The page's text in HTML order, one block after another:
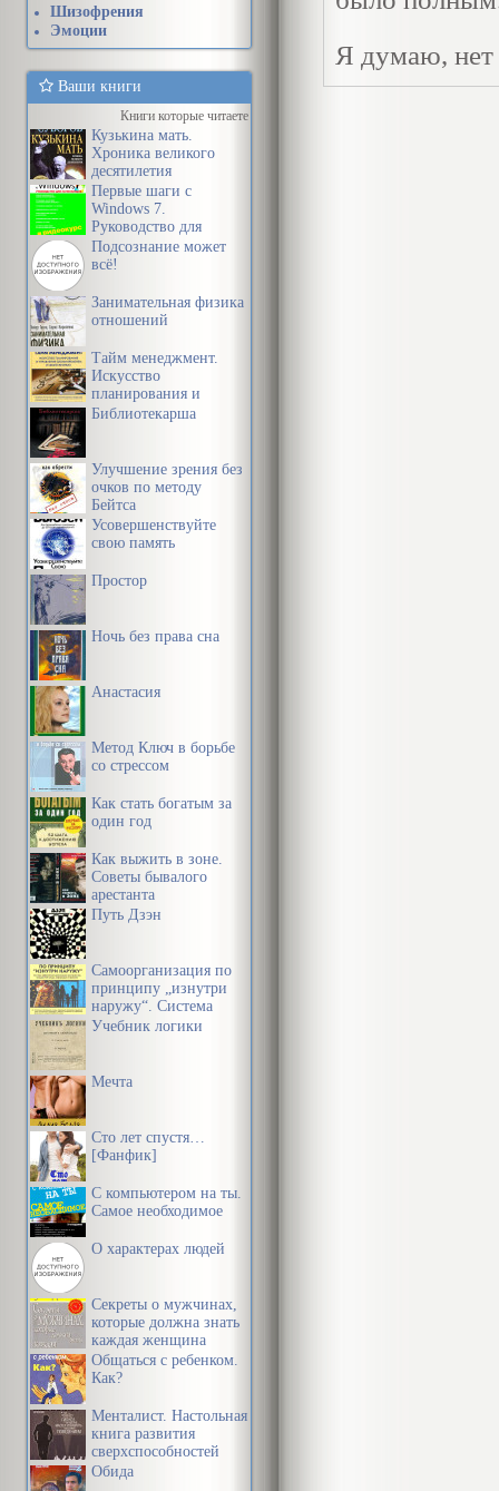
Шизофрения
Эмоции
Ваши книги
Книги которые читаете
Кузькина мать.
Хроника великого
десятилетия
Первые шаги с
Windows 7.
Руководство для
начинающих
Подсознание может
всё!
Занимательная физика
отношений
Тайм менеджмент.
Искусство
планирования и
управления своим
Библиотекарша
Улучшение зрения без
очков по методу
Бейтса
Усовершенствуйте
свою память
Простор
Ночь без права сна
Анастасия
Метод Ключ в борьбе
со стрессом
Как стать богатым за
один год
Как выжить в зоне.
Советы бывалого
арестанта
Путь Дзэн
Самоорганизация по
принципу „изнутри
наружу“. Система
эффективной
предметной среды,
Учебник логики
Мечта
Сто лет спустя…
[Фанфик]
С компьютером на ты.
Самое необходимое
О характерах людей
Секреты о мужчинах,
которые должна знать
каждая женщина
Общаться с ребенком.
Как?
Менталист. Настольная
книга развития
сверхспособностей
сознания
Обида
Я думаю, нет